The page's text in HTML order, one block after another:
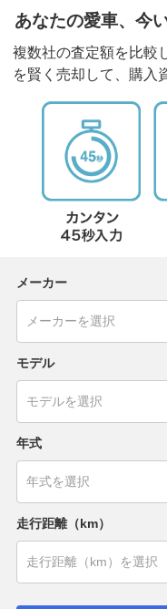
あなたの愛車、今
複数社の査定額を比較
を賢く売却して、購入
メーカー
モデル
年式
走行距離（km）